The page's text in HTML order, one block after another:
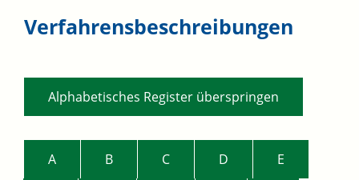
Verfahrensbeschreibungen
Alphabetisches Register überspringen
A B C D E